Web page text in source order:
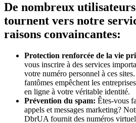
De nombreux
tournent vers notre
raisons convaincantes:
Protection renforcée de la vie
vous inscrire à des services
votre numéro personnel à ces
fantômes empêchent les
en ligne à votre véritable identité.
Prévention du spam: Êtes-vous
appels et messages marketing?
DbrUA fournit des numéros